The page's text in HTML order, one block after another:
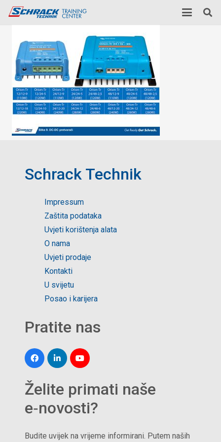
Schrack Technik
Impressum
Zaštita podataka
Uvjeti korištenja alata
O nama
Uvjeti prodaje
Kontakti
U svijetu
Posao i karijera
Pratite nas
Želite primati naše
e‑novosti?
Budite uvijek na vrijeme informirani. Putem naših